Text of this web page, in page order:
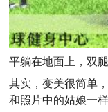
平躺在地面上，双
其实，变美很简单
和照片中的姑娘一样